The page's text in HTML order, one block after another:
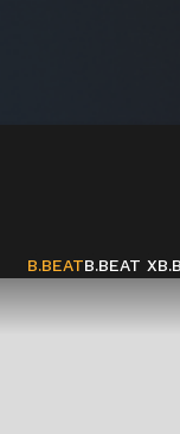
B.BEATB.BEAT X